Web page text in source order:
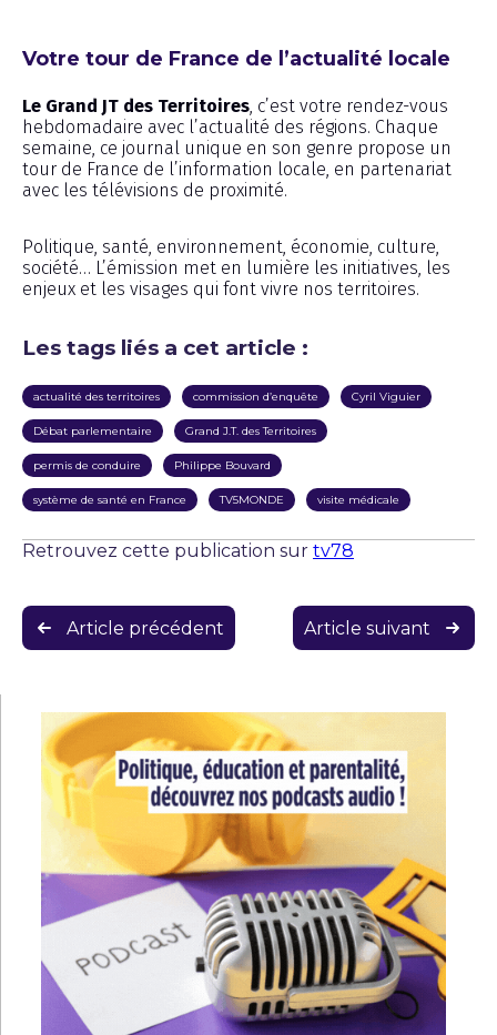
Votre tour de France de l’actualité locale
Le Grand JT des Territoires, c’est votre rendez-vous
hebdomadaire avec l’actualité des régions. Chaque
semaine, ce journal unique en son genre propose un
tour de France de l’information locale, en partenariat
avec les télévisions de proximité.
Politique, santé, environnement, économie, culture,
société… L’émission met en lumière les initiatives, les
enjeux et les visages qui font vivre nos territoires.
Les tags liés a cet article :
actualité des territoires commission d’enquête Cyril Viguier
Débat parlementaire Grand J.T. des Territoires
permis de conduire Philippe Bouvard
système de santé en France TV5MONDE visite médicale
Retrouvez cette publication sur tv78
Navigation
de
Article précédent Article suivant